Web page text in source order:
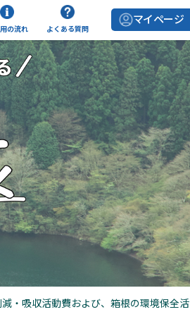
の流れ よくある質問
マイページ
・吸収活動費および、箱根の環境保全活